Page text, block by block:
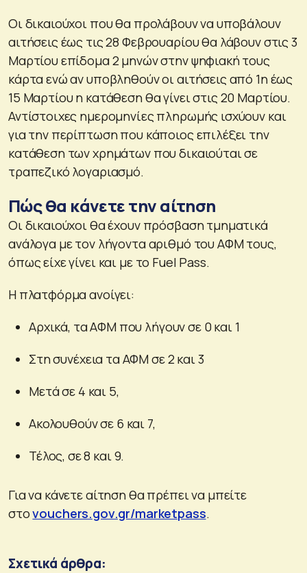
Οι δικαιούχοι που θα προλάβουν να υποβάλουν
αιτήσεις έως τις 28 Φεβρουαρίου θα λάβουν στις 3
Μαρτίου επίδομα 2 μηνών στην ψηφιακή τους
κάρτα ενώ αν υποβληθούν οι αιτήσεις από 1η έως
15 Μαρτίου η κατάθεση θα γίνει στις 20 Μαρτίου.
Αντίστοιχες ημερομηνίες πληρωμής ισχύουν και
για την περίπτωση που κάποιος επιλέξει την
κατάθεση των χρημάτων που δικαιούται σε
τραπεζικό λογαριασμό.
Πώς θα κάνετε την αίτηση
Οι δικαιούχοι θα έχουν πρόσβαση τμηματικά
ανάλογα με τον λήγοντα αριθμό του ΑΦΜ τους,
όπως είχε γίνει και με το Fuel Pass.
Η πλατφόρμα ανοίγει:
Αρχικά, τα ΑΦΜ που λήγουν σε 0 και 1
Στη συνέχεια τα ΑΦΜ σε 2 και 3
Μετά σε 4 και 5,
Ακολουθούν σε 6 και 7,
Τέλος, σε 8 και 9.
Για να κάνετε αίτηση θα πρέπει να μπείτε
στοvouchers.gov.gr/marketpass.
Σχετικά άρθρα: